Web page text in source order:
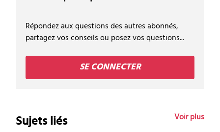
Répondez aux questions des autres abonnés,
partagez vos conseils ou posez vos questions...
SE CONNECTER
Sujets liés Voir plus